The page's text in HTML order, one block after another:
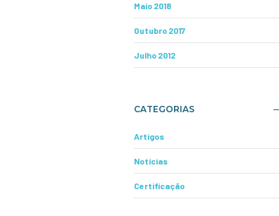
Maio 2018
Outubro 2017
Julho 2012
CATEGORIAS
Artigos
Notícias
Certificação